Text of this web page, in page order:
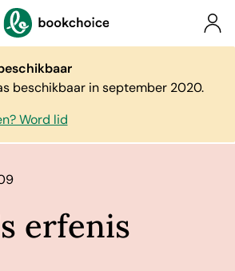
beschikbaar in september 2020.
Word lid
erfenis